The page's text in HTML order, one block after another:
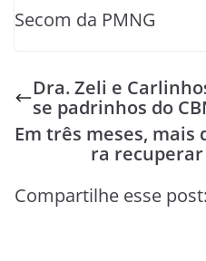
Secom da PMNG
Dra. Zeli e
se padrinhos do
Em três meses, mais
ra
Compartilhe esse post: